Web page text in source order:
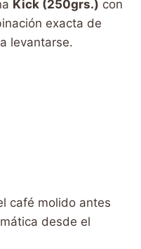
Kick (250grs.) con
exacta de
levantarse.
café molido antes
desde el